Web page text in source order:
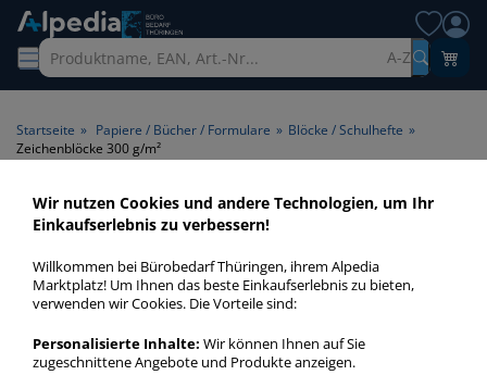
A-Z
Startseite » Papiere / Bücher / Formulare » Blöcke / Schulhefte »
Zeichenblöcke 300 g/m²
Zeichenblöcke 300 g/m² >
Papiergrammatur 300 g/m²
Ein frischer Zeichenblock schreit förmlich nach kreativem
Formaten bieten genug Platz zur grafischen Eskalation.
Wir nutzen Cookies und andere Technologien, um Ihr
Einkaufserlebnis zu verbessern!
Willkommen bei Bürobedarf Thüringen, ihrem Alpedia
Marktplatz! Um Ihnen das beste Einkaufserlebnis zu bieten,
verwenden wir Cookies. Die Vorteile sind:
Personalisierte Inhalte: Wir können Ihnen auf Sie
zugeschnittene Angebote und Produkte anzeigen.